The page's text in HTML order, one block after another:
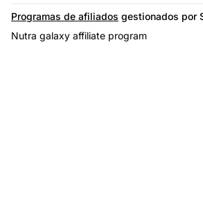
Programas de afiliados gestionados por
Nutra galaxy affiliate program